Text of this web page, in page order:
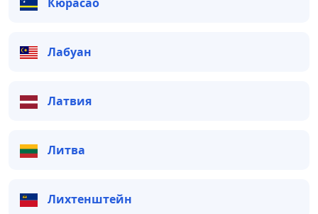
Лабуан
Латвия
Литва
Лихтенштейн